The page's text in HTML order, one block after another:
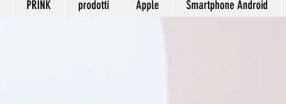
PRINK prodotti Apple Smartphone Android